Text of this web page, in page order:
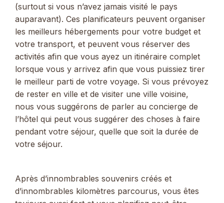
(surtout si vous n’avez jamais visité le pays
auparavant). Ces planificateurs peuvent organiser
les meilleurs hébergements pour votre budget et
votre transport, et peuvent vous réserver des
activités afin que vous ayez un itinéraire complet
lorsque vous y arrivez afin que vous puissiez tirer
le meilleur parti de votre voyage. Si vous prévoyez
de rester en ville et de visiter une ville voisine,
nous vous suggérons de parler au concierge de
l’hôtel qui peut vous suggérer des choses à faire
pendant votre séjour, quelle que soit la durée de
votre séjour.
Après d’innombrables souvenirs créés et
d’innombrables kilomètres parcourus, vous êtes